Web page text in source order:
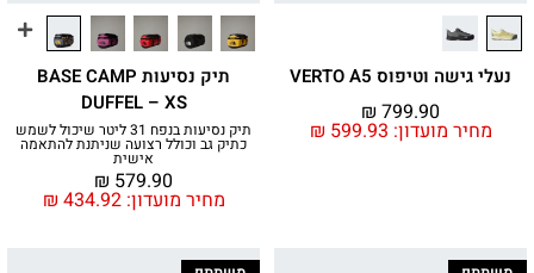
נעלי גישה וטיפוס VERTO A5
מחיר מועדון: ₪ 599.93
₪ 799.90
תיק נסיעות BASE CAMP
DUFFEL – XS
תיק נסיעות בנפח 31 ליטר שיכול לשמש
כתיק גב וכולל רצועה שניתנת להתאמה
אישית
מחיר מועדון: ₪ 434.92
₪ 579.90